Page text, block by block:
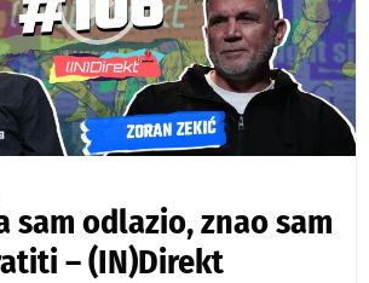
sam odlazio, znao sam
– (IN)Direkt